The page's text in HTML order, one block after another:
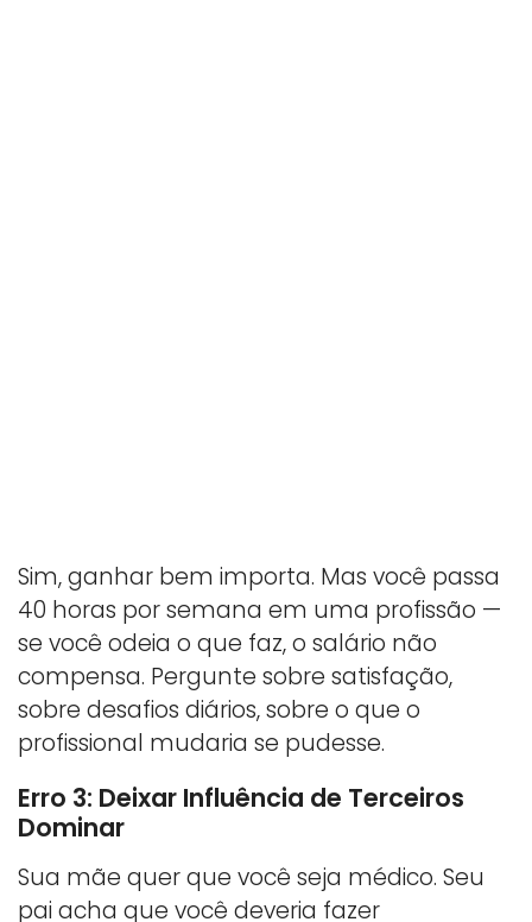
Sim, ganhar bem importa. Mas você passa
40 horas por semana em uma profissão —
se você odeia o que faz, o salário não
compensa. Pergunte sobre satisfação,
sobre desafios diários, sobre o que o
profissional mudaria se pudesse.
Erro 3: Deixar Influência de Terceiros
Dominar
Sua mãe quer que você seja médico. Seu
pai acha que você deveria fazer